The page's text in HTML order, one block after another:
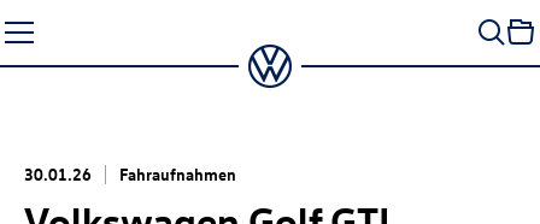
Seiteninhalt
springen
30.01.26 Fahraufnahmen